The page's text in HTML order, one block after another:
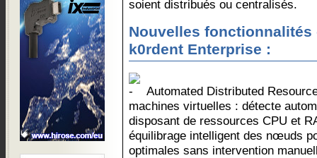
soient distribués ou centralisés.
Nouvelles
k0rdent Enterprise :
Automated Distributed
machines virtuelles : détecte
disposant de ressources CPU et
équilibrage intelligent des nœuds
optimales sans intervention